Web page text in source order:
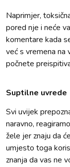
Naprimjer,
pored nje i neće
komentare kada
već s vremena na
počnete
Suptilne uvrede
Svi uvijek
naravno,
žele jer znaju da
umjesto toga
znanja da vas ne